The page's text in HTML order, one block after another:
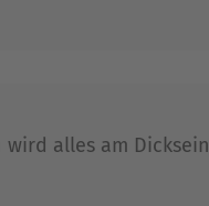
alles am Dicksein